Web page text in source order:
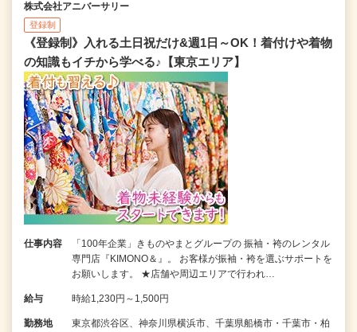
株式会社アニバーサリー
登録制
《登録制》入れる土日祝だけ&週1日～OK！着付けや着物
の知識もイチから学べる♪【東京エリア】
仕事内容
「100年企業」きものやまとグループの 振袖・袴のレンタル
専門店『KIMONO＆』。 お客様が振袖・袴を選ぶサポートを
お願いします。 ★店舗や周辺エリアで行われ…
給与 時給1,230円～1,500円
勤務地
東京都渋谷区、神奈川県横浜市、千葉県船橋市・千葉市・柏